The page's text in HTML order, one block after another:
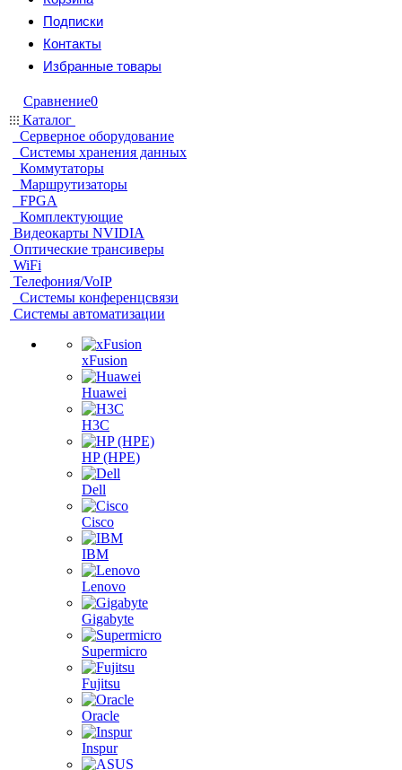
Подписки
Контакты
Избранные товары
Сравнение0
Каталог
Серверное оборудование
Системы хранения данных
Коммутаторы
Маршрутизаторы
FPGA
Комплектующие
Видеокарты NVIDIA
Оптические трансиверы
WiFi
Телефония/VoIP
Системы конференцсвязи
Системы автоматизации
xFusion
Huawei
H3C
HP (HPE)
Dell
Cisco
IBM
Lenovo
Gigabyte
Supermicro
Fujitsu
Oracle
Inspur